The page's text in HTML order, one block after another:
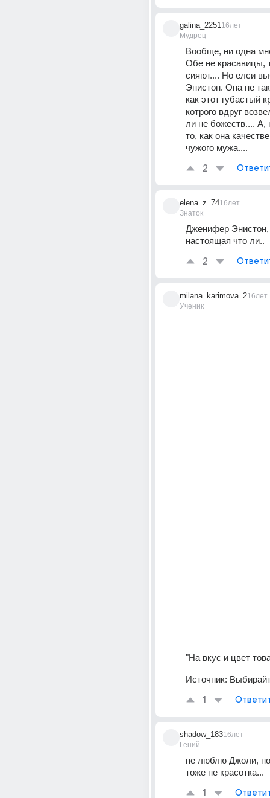
galina_2251
Мудрец
16лет
Вообще, ни одна
Обе не красавицы,
сияют.... Но елси
Энистон. Она не
как этот губастый
котрого вдруг
ли не божеств.... А,
то, как она
чужого мужа....
2
elena_z_74
Знаток
16лет
Дженифер Энистон,
настоящая что ли..
2
milana_karimova_2
Ученик
16лет
"На вкус и цвет
Источник:
1
shadow_183
Гений
16лет
не люблю Джоли,
тоже не красотка...
1